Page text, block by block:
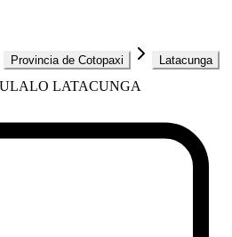
Provincia de Cotopaxi Latacunga
LATACUNGA